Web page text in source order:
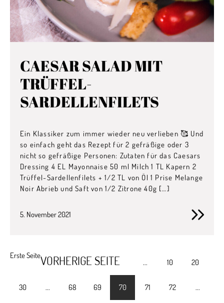
CAESAR SALAD MIT
TRÜFFEL-
SARDELLENFILETS
Ein Klassiker zum immer wieder neu verlieben 🥰 Und
so einfach geht das Rezept für 2 gefräßige oder 3
nicht so gefräßige Personen: Zutaten für das Caesars
Dressing 4 EL Mayonnaise 50 ml Milch 1 TL Kapern 2
Trüffel-Sardellenfilets + 1/2 TL von Öl 1 Prise Melange
Noir Abrieb und Saft von 1/2 Zitrone 40g […]
5. November 2021
Erste SeiteVORHERIGE SEITE ... 10 20
30 ... 68 69 70 71 72 ...